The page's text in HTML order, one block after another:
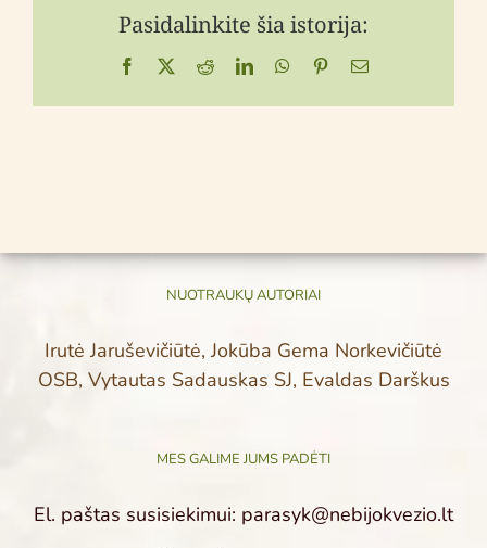
Pasidalinkite šia istorija:
Facebook RedditLinkedInWhatsApp
PinterestEmail
NUOTRAUKŲ AUTORIAI
Irutė Jaruševičiūtė, Jokūba Gema Norkevičiūtė
OSB, Vytautas Sadauskas SJ, Evaldas Darškus
MES GALIME JUMS PADĖTI
El. paštas susisiekimui: parasyk@nebijokvezio.lt